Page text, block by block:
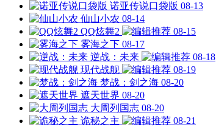
诺亚传说口袋版 08-13
仙山小农 08-14
QQ炫舞2
08-15
雾海之下 08-17
逆战：未来
08-18
现代战舰
08-19
梦战：剑之海 08-20
遮天世界 08-20
大周列国志 08-20
诡秘之主
08-21